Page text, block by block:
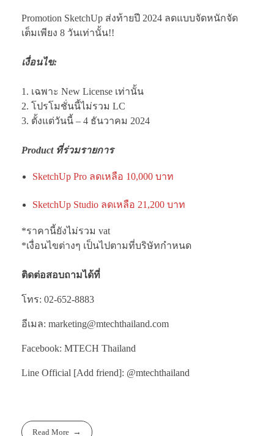
Promotion SketchUp ส่งท้ายปี 2024 ลดแบบจัดหนักจัด
เต็มเพียง 8 วันเท่านั้น!!
เงื่อนไข:
1. เฉพาะ New License เท่านั้น
2. โปรโมชั่นนี้ไม่รวม LC
3. ตั้งแต่วันนี้ – 4 ธันวาคม 2024
Product ที่ร่วมรายการ
SketchUp Pro ลดเหลือ 10,000 บาท
SketchUp Studio ลดเหลือ 21,200 บาท
*ราคานี้ยังไม่รวม vat
*เงื่อนไขต่างๆ เป็นไปตามที่บริษัทกำหนด
ติดต่อสอบถามได้ที่
โทร: 02-652-8883
อีเมล: marketing@mtechthailand.com
Facebook: MTECH Thailand
Line Official [Add friend]: @mtechthailand
Read More